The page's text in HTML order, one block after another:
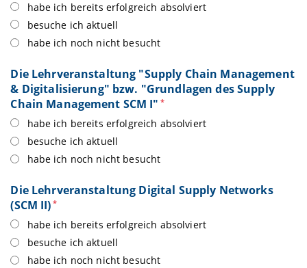
habe ich bereits erfolgreich absolviert
besuche ich aktuell
habe ich noch nicht besucht
Die Lehrveranstaltung "Supply Chain Management
& Digitalisierung" bzw. "Grundlagen des Supply
Chain Management SCM I" *
habe ich bereits erfolgreich absolviert
besuche ich aktuell
habe ich noch nicht besucht
Die Lehrveranstaltung Digital Supply Networks
(SCM II) *
habe ich bereits erfolgreich absolviert
besuche ich aktuell
habe ich noch nicht besucht